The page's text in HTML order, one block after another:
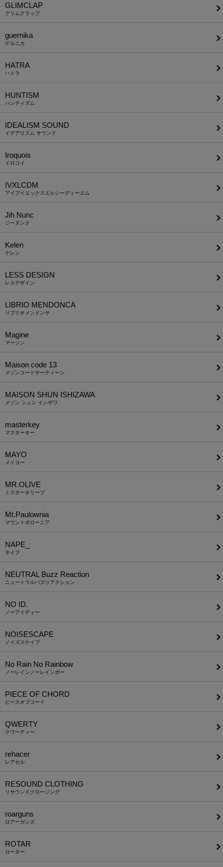
GLIMCLAP
グリムクラップ
guernika
ゲルニカ
HATRA
ハトラ
HUNTISM
ハンティズム
IDEALISM SOUND
イデアリズム サウンド
Iroquois
イロコイ
IVXLCDM
アイブイエックスエルシーディーエム
Jih Nunc
ジーヌンク
Kelen
ケレン
LESS DESIGN
レスデザイン
LIBRIO MENDONCA
リブリオメンドンサ
Magine
マージン
Maison code 13
メゾンコードサーティーン
MAISON SHUN ISHIZAWA
メゾン シュン イシザワ
masterkey
マスターキー
MAYO
メイヨー
MR.OLIVE
ミスターオリーブ
Mt.Paulownia
マウントポローニア
NAPE_
ネイプ
NEUTRAL Buzz Reaction
ニュートラルバズリアクション
NO ID.
ノーアイディー
NOISESCAPE
ノイズスケイプ
No Rain No Rainbow
ノーレインノーレインボー
PIECE OF CHORD
ピースオブコード
QWERTY
クワーティー
rehacer
レアセル
RESOUND CLOTHING
リサウンドクロージング
roarguns
ロアーガンズ
ROTAR
ローター